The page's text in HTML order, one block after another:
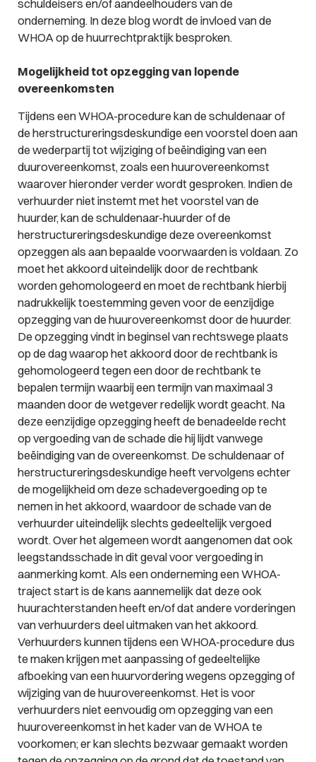
schuldeisers en/of aandeelhouders van de
onderneming. In deze blog wordt de invloed van de
WHOA op de huurrechtpraktijk besproken.
Mogelijkheid tot opzegging van lopende
overeenkomsten
Tijdens een WHOA-procedure kan de schuldenaar of
de herstructureringsdeskundige een voorstel doen aan
de wederpartij tot wijziging of beëindiging van een
duurovereenkomst, zoals een huurovereenkomst
waarover hieronder verder wordt gesproken. Indien de
verhuurder niet instemt met het voorstel van de
huurder, kan de schuldenaar-huurder of de
herstructureringsdeskundige deze overeenkomst
opzeggen als aan bepaalde voorwaarden is voldaan. Zo
moet het akkoord uiteindelijk door de rechtbank
worden gehomologeerd en moet de rechtbank hierbij
nadrukkelijk toestemming geven voor de eenzijdige
opzegging van de huurovereenkomst door de huurder.
De opzegging vindt in beginsel van rechtswege plaats
op de dag waarop het akkoord door de rechtbank is
gehomologeerd tegen een door de rechtbank te
bepalen termijn waarbij een termijn van maximaal 3
maanden door de wetgever redelijk wordt geacht. Na
deze eenzijdige opzegging heeft de benadeelde recht
op vergoeding van de schade die hij lijdt vanwege
beëindiging van de overeenkomst. De schuldenaar of
herstructureringsdeskundige heeft vervolgens echter
de mogelijkheid om deze schadevergoeding op te
nemen in het akkoord, waardoor de schade van de
verhuurder uiteindelijk slechts gedeeltelijk vergoed
wordt. Over het algemeen wordt aangenomen dat ook
leegstandsschade in dit geval voor vergoeding in
aanmerking komt. Als een onderneming een WHOA-
traject start is de kans aannemelijk dat deze ook
huurachterstanden heeft en/of dat andere vorderingen
van verhuurders deel uitmaken van het akkoord.
Verhuurders kunnen tijdens een WHOA-procedure dus
te maken krijgen met aanpassing of gedeeltelijke
afboeking van een huurvordering wegens opzegging of
wijziging van de huurovereenkomst. Het is voor
verhuurders niet eenvoudig om opzegging van een
huurovereenkomst in het kader van de WHOA te
voorkomen; er kan slechts bezwaar gemaakt worden